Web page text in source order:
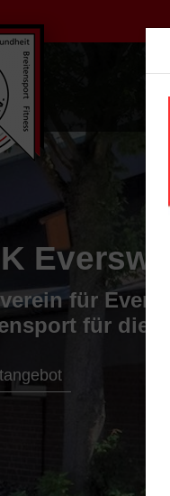
beginnt